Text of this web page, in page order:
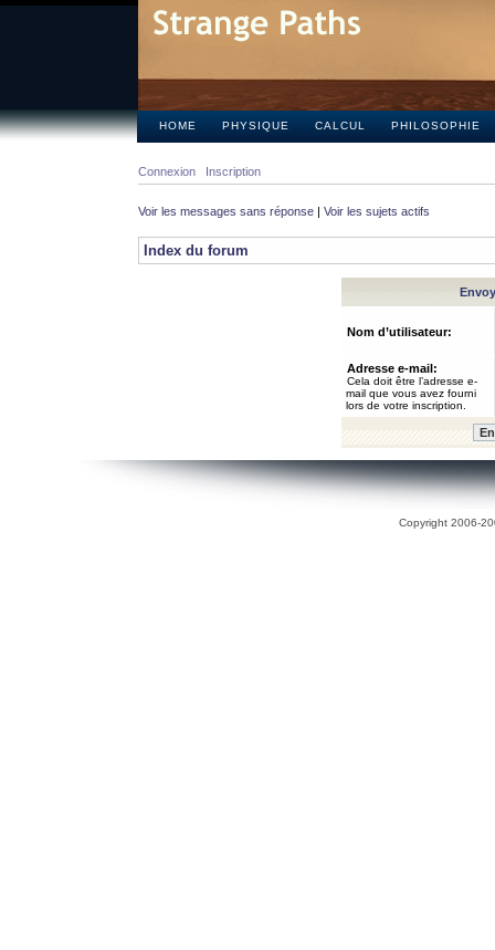
HOME PHYSIQUE CALCUL PHILOSOPHIE
Connexion Inscription
Voir les messages sans réponse | Voir les sujets actifs
Index du forum
Nom d’utilisateur:
Adresse e-mail:
Cela doit être l’adresse e-
mail que vous avez fourni
lors de votre inscription.
Copyright 2006-